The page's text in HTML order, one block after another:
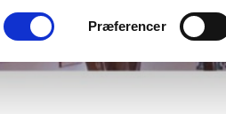
Præferencer